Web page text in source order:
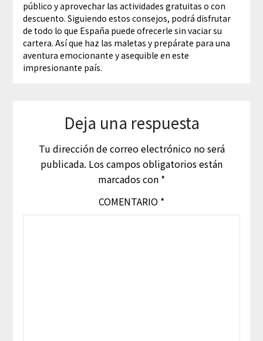
público y aprovechar las actividades gratuitas o con
descuento. Siguiendo estos consejos, podrá disfrutar
de todo lo que España puede ofrecerle sin vaciar su
cartera. Así que haz las maletas y prepárate para una
aventura emocionante y asequible en este
impresionante país.
Deja una respuesta
Tu dirección de correo electrónico no será
publicada. Los campos obligatorios están
marcados con *
COMENTARIO *